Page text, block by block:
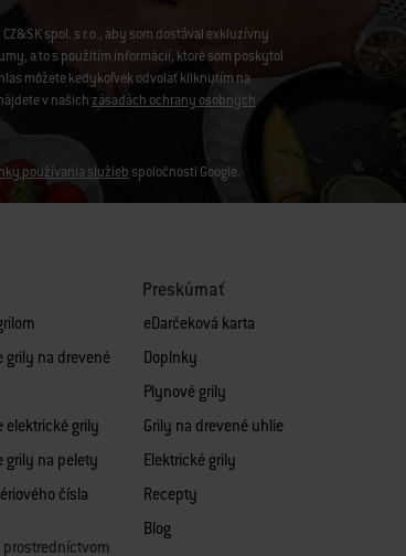
spol. s r.o., aby som dostával exkluzívny
a to s použitím informácií, ktoré som poskytol
môžete kedykoľvek odvolať kliknutím na
v našichzásadách ochrany osobných
používania služieb spoločnosti Google.
grily na drevené
elektrické grily
grily na pelety
čísla
Preskúmať
eDarčeková karta
Doplnky
Plynové grily
Grily na drevené uhlie
Elektrické grily
Recepty
Blog